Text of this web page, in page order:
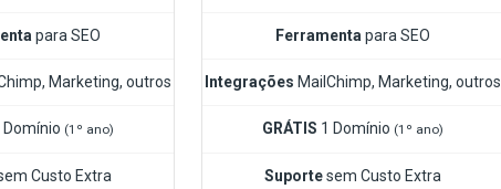
para SEO
Marketing, outros
Domínio (1º ano)
Custo Extra
Ferramenta para SEO
Integrações MailChimp, Marketing, outros
GRÁTIS 1 Domínio (1º ano)
Suportesem Custo Extra